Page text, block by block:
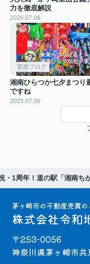
力を徹底解説
2026.07.06
菅原ブログ
湘南ひらつか七夕まつり
ですね
2025.07.06
・1周年！道の駅「湘南ち
茅ヶ崎市の不動産売買の
株式会社令和
〒253-0056
神奈川県茅ヶ崎市